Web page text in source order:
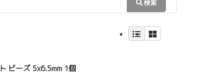
ビーズ 5x6.5mm 1個